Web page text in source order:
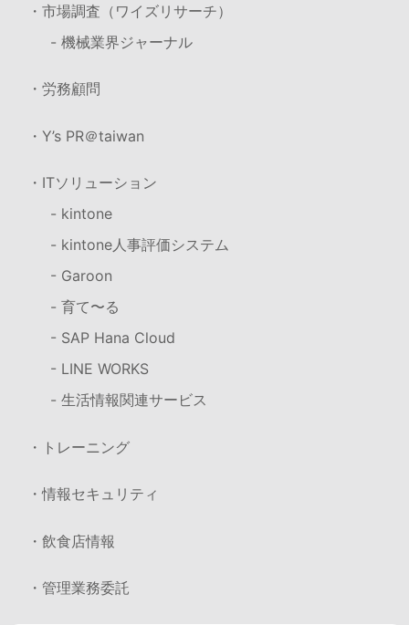
・市場調査（ワイズリサーチ）
- 機械業界ジャーナル
・労務顧問
・Y’s PR＠taiwan
・ITソリューション
- kintone
- kintone人事評価システム
- Garoon
- 育て〜る
- SAP Hana Cloud
- LINE WORKS
- 生活情報関連サービス
・トレーニング
・情報セキュリティ
・飲食店情報
・管理業務委託